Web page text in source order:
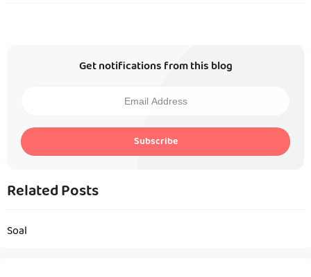
Get notifications from this blog
Subscribe
Related Posts
Soal